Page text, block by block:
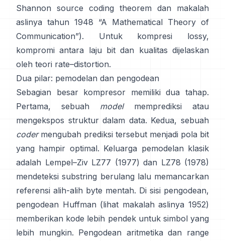
Shannon source coding theorem dan makalah
aslinya tahun 1948 “A Mathematical Theory of
Communication”). Untuk kompresi lossy,
kompromi antara laju bit dan kualitas dijelaskan
oleh teori rate–distortion.
Dua pilar: pemodelan dan pengodean
Sebagian besar kompresor memiliki dua tahap.
Pertama, sebuah modelmemprediksi atau
mengekspos struktur dalam data. Kedua, sebuah
codermengubah prediksi tersebut menjadi pola bit
yang hampir optimal. Keluarga pemodelan klasik
adalah Lempel–Ziv LZ77 (1977) dan LZ78 (1978)
mendeteksi substring berulang lalu memancarkan
referensi alih-alih byte mentah. Di sisi pengodean,
pengodean Huffman (lihat makalah aslinya 1952)
memberikan kode lebih pendek untuk simbol yang
lebih mungkin. Pengodean aritmetika dan range